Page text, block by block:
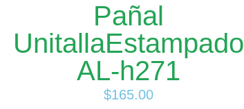
Pañal
UnitallaEstampado
AL-h271
$165.00